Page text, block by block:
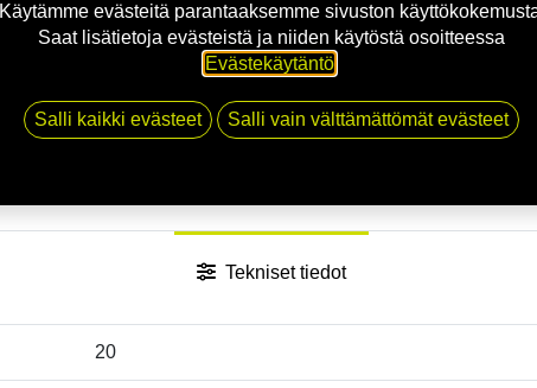
Tekniset tiedot
20
Käytämme evästeitä parantaaksemme sivuston
Saat lisätietoja evästeistä ja niiden käytöstä osoitteessa
Evästekäytäntö.
Salli kaikki evästeet Salli vain välttämättömät evästeet